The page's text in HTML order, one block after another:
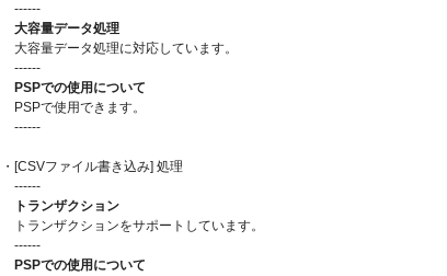
------
大容量データ処理
大容量データ処理に対応しています。
------
PSPでの使用について
PSPで使用できます。
------
・[CSVファイル書き込み] 処理
------
トランザクション
トランザクションをサポートしています。
------
PSPでの使用について